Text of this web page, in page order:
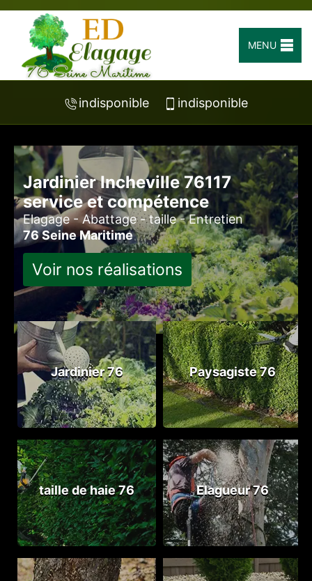
MENU
indisponible indisponible
Jardinier Incheville 76117
service et compétence
Elagage - Abattage - taille - Entretien
76 Seine Maritime
Voir nos réalisations
Jardinier 76 Paysagiste 76
taille de haie 76 Elagueur 76